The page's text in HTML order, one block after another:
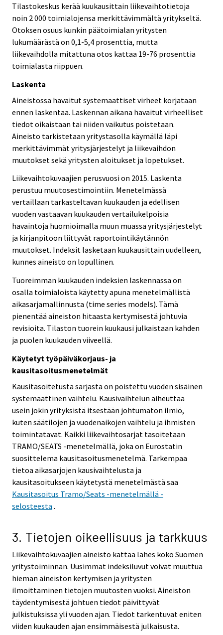
Tilastokeskus kerää kuukausittain liikevaihtotietoja
noin 2 000 toimialojensa merkittävimmältä yritykseltä.
Otoksen osuus kunkin päätoimialan yritysten
lukumäärästä on 0,1-5,4 prosenttia, mutta
liikevaihdolla mitattuna otos kattaa 19-76 prosenttia
toimialasta riippuen.
Laskenta
Aineistossa havaitut systemaattiset virheet korjataan
ennen laskentaa. Laskennan aikana havaitut virheelliset
tiedot oikaistaan tai niiden vaikutus poistetaan.
Aineisto tarkistetaan yritystasolla käymällä läpi
merkittävimmät yritysjärjestelyt ja liikevaihdon
muutokset sekä yritysten aloitukset ja lopetukset.
Liikevaihtokuvaajien perusvuosi on 2015. Laskenta
perustuu muutosestimointiin. Menetelmässä
vertaillaan tarkasteltavan kuukauden ja edellisen
vuoden vastaavan kuukauden vertailukelpoisia
havaintoja huomioimalla muun muassa yritysjärjestelyt
ja kirjanpitoon liittyvät raportointikäytännön
muutokset. Indeksit lasketaan kuukausittain uudelleen,
kunnes aineisto on lopullinen.
Tuoreimman kuukauden indeksien laskennassa on
osalla toimialoista käytetty apuna menetelmällistä
aikasarjamallinnusta (time series models). Tämä
pienentää aineiston hitaasta kertymisestä johtuvia
revisioita. Tilaston tuorein kuukausi julkaistaan kahden
ja puolen kuukauden viiveellä.
Käytetyt työpäiväkorjaus- ja
kausitasoitusmenetelmät
Kausitasoitetusta sarjasta on poistettu vuoden sisäinen
systemaattinen vaihtelu. Kausivaihtelun aiheuttaa
usein jokin yrityksistä itsestään johtumaton ilmiö,
kuten säätilojen ja vuodenaikojen vaihtelu ja ihmisten
toimintatavat. Kaikki liikevaihtosarjat tasoitetaan
TRAMO/SEATS -menetelmällä, joka on Eurostatin
suosittelema kausitasoitusmenetelmä. Tarkempaa
tietoa aikasarjojen kausivaihtelusta ja
kausitasoitukseen käytetystä menetelmästä saa
Kausitasoitus Tramo/Seats -menetelmällä -
selosteesta .
3. Tietojen oikeellisuus ja tarkkuus
Liikevaihtokuvaajien aineisto kattaa lähes koko Suomen
yritystoiminnan. Uusimmat indeksiluvut voivat muuttua
hieman aineiston kertymisen ja yritysten
ilmoittaminen tietojen muutosten vuoksi. Aineiston
täydentymisestä johtuen tiedot päivittyvät
julkistuksissa yli vuoden ajan. Tiedot tarkentuvat eniten
viiden kuukauden ajan ensimmäisestä julkaisusta.